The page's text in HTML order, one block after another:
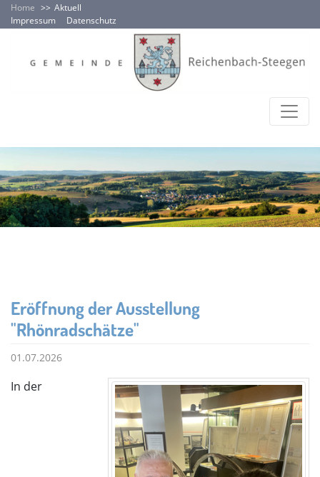
Home
Aktuell
Impressum
Datenschutz
Eröffnung der Ausstellung
"Rhönradschätze"
01.07.2026
In der